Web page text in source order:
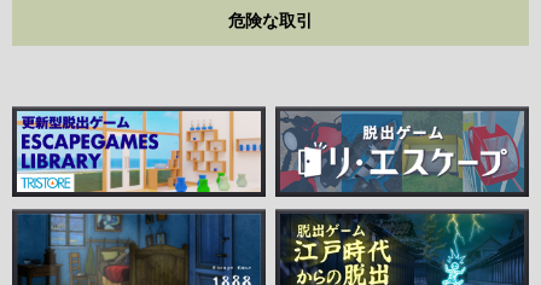
危険な取引